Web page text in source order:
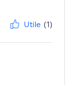
Utile (1)